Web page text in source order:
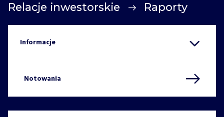
Relacje inwestorskie Raporty
Notowania